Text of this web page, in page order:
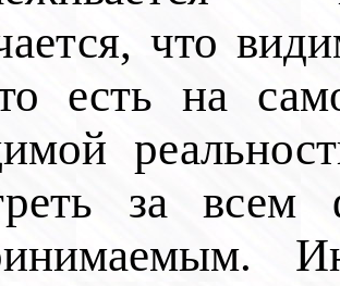
что
есть на
за всем